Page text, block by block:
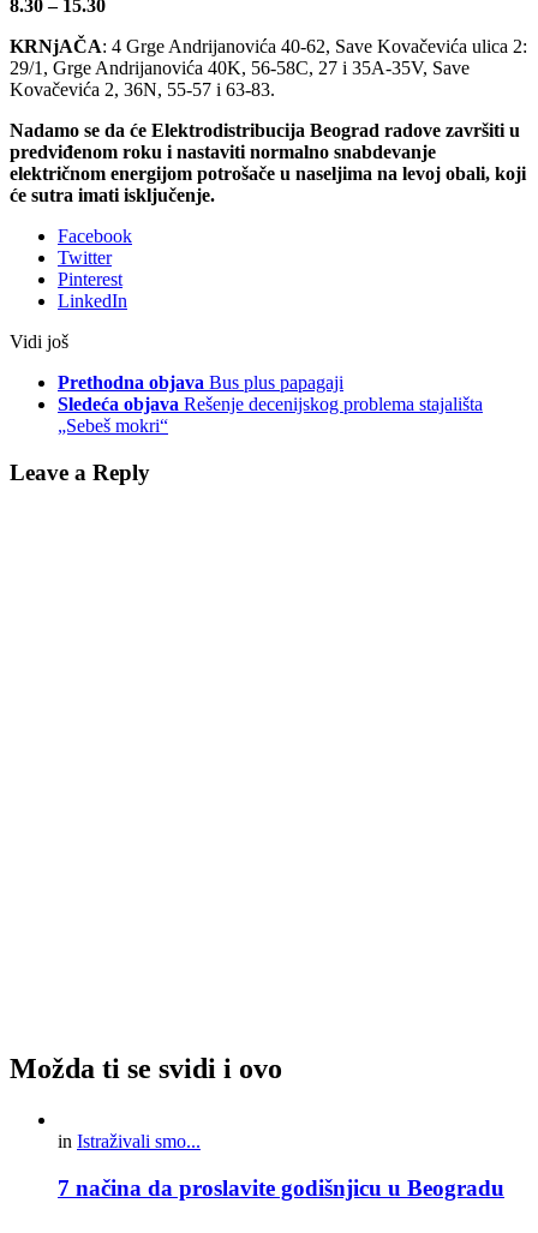
8.30 – 15.30
KRNjAČA: 4 Grge Andrijanovića 40-62, Save Kovačevića ulica 2:
29/1, Grge Andrijanovića 40K, 56-58C, 27 i 35A-35V, Save
Kovačevića 2, 36N, 55-57 i 63-83.
Nadamo se da će Elektrodistribucija Beograd radove završiti u
predviđenom roku i nastaviti normalno snabdevanje
električnom energijom potrošače u naseljima na levoj obali, koji
će sutra imati isključenje.
Facebook
Twitter
Pinterest
LinkedIn
Vidi još
Prethodna objava Bus plus papagaji
Sledeća objava Rešenje decenijskog problema stajališta
„Sebeš mokri“
Leave a Reply
Možda ti se svidi i ovo
in Istraživali smo...
7 načina da proslavite godišnjicu u Beogradu